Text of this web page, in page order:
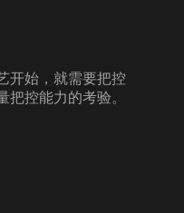
开始，就需要把控
控能力的考验。